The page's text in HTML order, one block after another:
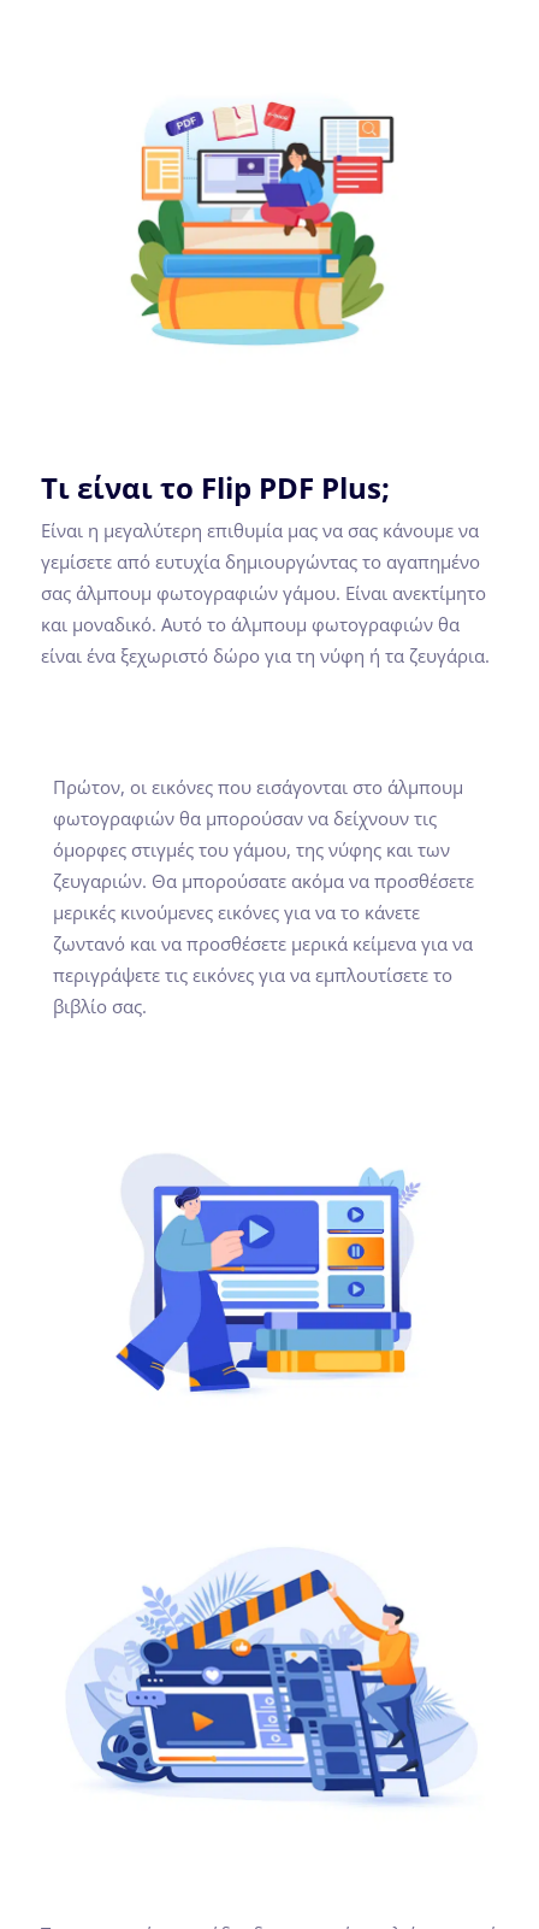
Τι είναι το Flip PDF Plus;
Είναι η μεγαλύτερη επιθυμία μας να σας κάνουμε να
γεμίσετε από ευτυχία δημιουργώντας το αγαπημένο
σας άλμπουμ φωτογραφιών γάμου. Είναι ανεκτίμητο
και μοναδικό. Αυτό το άλμπουμ φωτογραφιών θα
είναι ένα ξεχωριστό δώρο για τη νύφη ή τα ζευγάρια.
Πρώτον, οι εικόνες που εισάγονται στο άλμπουμ
φωτογραφιών θα μπορούσαν να δείχνουν τις
όμορφες στιγμές του γάμου, της νύφης και των
ζευγαριών. Θα μπορούσατε ακόμα να προσθέσετε
μερικές κινούμενες εικόνες για να το κάνετε
ζωντανό και να προσθέσετε μερικά κείμενα για να
περιγράψετε τις εικόνες για να εμπλουτίσετε το
βιβλίο σας.